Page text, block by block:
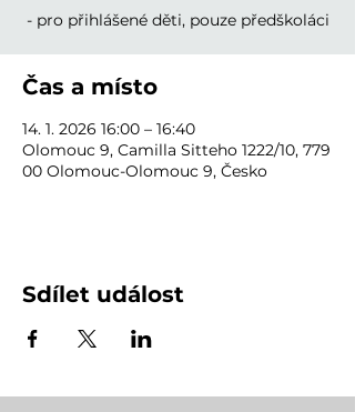
- pro přihlášené děti, pouze předškoláci
Čas a místo
14. 1. 2026 16:00 – 16:40
Olomouc 9, Camilla Sitteho 1222/10, 779
00 Olomouc-Olomouc 9, Česko
Sdílet událost